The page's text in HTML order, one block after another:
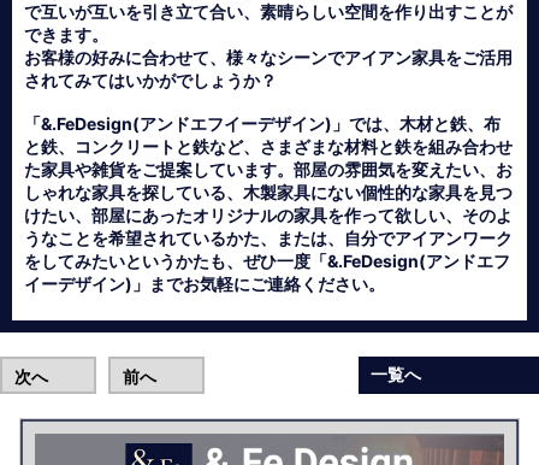
で互いが互いを引き立て合い、素晴らしい空間を作り出すことが
できます。
お客様の好みに合わせて、様々なシーンでアイアン家具をご活用
されてみてはいかがでしょうか？
「&.FeDesign(アンドエフイーデザイン)」では、木材と鉄、布
と鉄、コンクリートと鉄など、さまざまな材料と鉄を組み合わせ
た家具や雑貨をご提案しています。部屋の雰囲気を変えたい、お
しゃれな家具を探している、木製家具にない個性的な家具を見つ
けたい、部屋にあったオリジナルの家具を作って欲しい、そのよ
うなことを希望されているかた、または、自分でアイアンワーク
をしてみたいというかたも、ぜひ一度「&.FeDesign(アンドエフ
イーデザイン)」までお気軽にご連絡ください。
次へ 前へ 一覧へ